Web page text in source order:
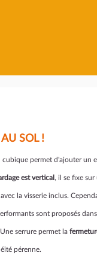
SOL !
permet d'ajouter
est vertical , il se fixe sur
la visserie inclus.
sont proposés
serrure permet la
pérenne.